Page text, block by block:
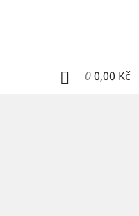
00,00 Kč
